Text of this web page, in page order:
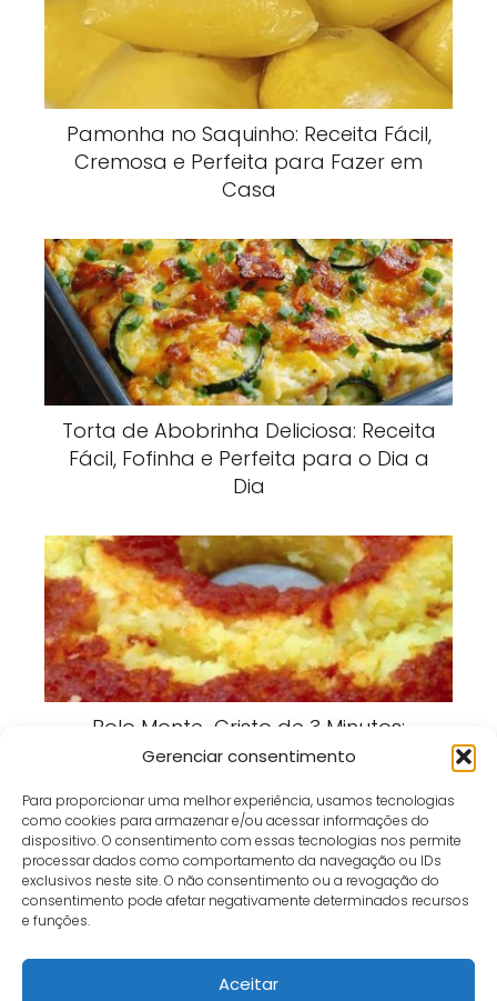
Gerenciar consentimento
Para proporcionar uma melhor experiência, usamos tecnologias
como cookies para armazenar e/ou acessar informações do
dispositivo. O consentimento com essas tecnologias nos permite
processar dados como comportamento da navegação ou IDs
exclusivos neste site. O não consentimento ou a revogação do
consentimento pode afetar negativamente determinados recursos
e funções.
Aceitar
Pamonha no Saquinho: Receita Fácil,
Cremosa e Perfeita para Fazer em
Casa
Torta de Abobrinha Deliciosa: Receita
Fácil, Fofinha e Perfeita para o Dia a
Dia
Bolo Monte-Cristo de 3 Minutos:
Receita Rápida, Fofinha e Perfeita
Café e Gol receita
Bolo de Carne Italiano: Receita Suculenta, Recheada e
Cheia de Sabor
Política de Privacidade